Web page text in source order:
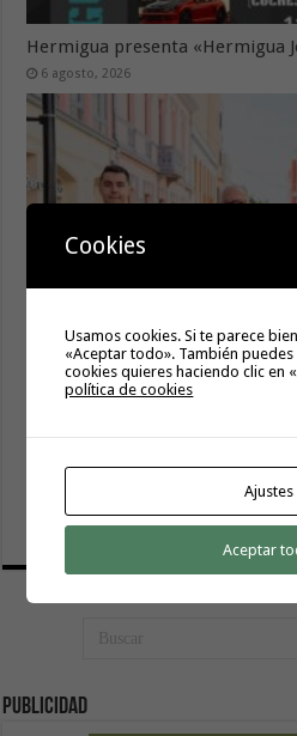
Hermigua presenta «Hermigua
6 agosto, 2026
La campaña de verano del Bono
1,1 millones de euros en el
6 agosto, 2026
La Dama y Alojera contarán
de guagua los fines de semana y
Publicidad
Cookies
Usamos cookies. Si te parece
«Aceptar todo». También
cookies quieres haciendo clic en
política de cookies
Ajustes
Aceptar